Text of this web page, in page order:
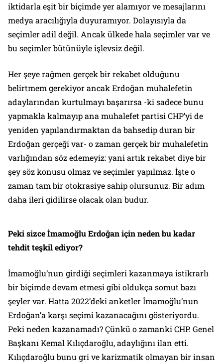
iktidarla eşit bir biçimde yer alamıyor ve mesajlarını
medya aracılığıyla duyuramıyor. Dolayısıyla da
seçimler adil değil. Ancak ülkede hala seçimler var ve
bu seçimler bütünüyle işlevsiz değil.
Her şeye rağmen gerçek bir rekabet olduğunu
belirtmem gerekiyor ancak Erdoğan muhalefetin
adaylarından kurtulmayı başarırsa -ki sadece bunu
yapmakla kalmayıp ana muhalefet partisi CHP’yi de
yeniden yapılandırmaktan da bahsedip duran bir
Erdoğan gerçeği var- o zaman gerçek bir muhalefetin
varlığından söz edemeyiz: yani artık rekabet diye bir
şey söz konusu olmaz ve seçimler yapılmaz. İşte o
zaman tam bir otokrasiye sahip olursunuz. Bir adım
daha ileri gidilirse olacak olan budur.
Peki sizce İmamoğlu Erdoğan için neden bu kadar
tehdit teşkil ediyor?
İmamoğlu’nun girdiği seçimleri kazanmaya istikrarlı
bir biçimde devam etmesi gibi oldukça somut bazı
şeyler var. Hatta 2022’deki anketler İmamoğlu’nun
Erdoğan’a karşı seçimi kazanacağını gösteriyordu.
Peki neden kazanamadı? Çünkü o zamanki CHP. Genel
Başkanı Kemal Kılıçdaroğlu, adaylığını ilan etti.
Kılıçdaroğlu bunu gri ve karizmatik olmayan bir insan